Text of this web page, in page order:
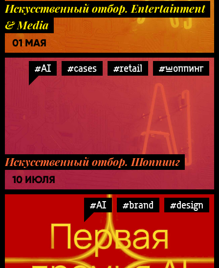
Искусственный отбор. Entertainment
& Media
01 МАЯ
#AI #cases #retail #шоппинг
Искусственный отбор. Шоппинг
10 ИЮЛЯ
#AI #brand #design